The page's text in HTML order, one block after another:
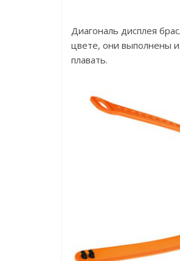
Диагональ дисплея
цвете, они выполнены
плавать.